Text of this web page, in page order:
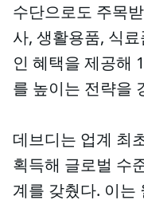
수단으로도 주목
사, 생활용품, 식
인 혜택을 제공해
를 높이는 전략을
데브디는 업계 최
획득해 글로벌 수
계를 갖췄다. 이는